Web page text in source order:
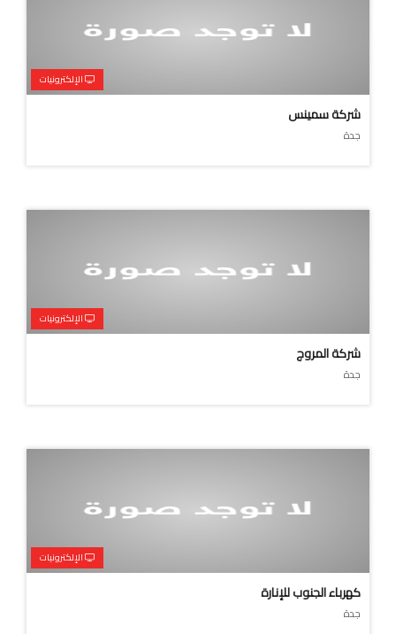
الإلكترونيات
شركة سمينس
جدة
الإلكترونيات
شركة المروج
جدة
الإلكترونيات
كهرباء الجنوب للإنارة
جدة